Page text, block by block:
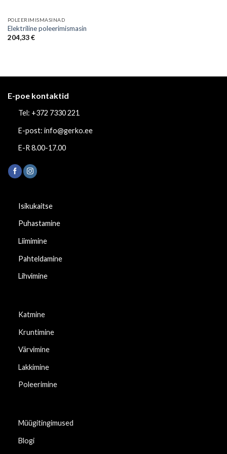
POLEERIMISMASINAD
Elektriline poleerimismasin
204,33€
E-poe kontaktid
Tel: +372 7330 221
E-post: info@gerko.ee
E-R 8.00-17.00
Isikukaitse
Puhastamine
Liimimine
Pahteldamine
Lihvimine
Katmine
Kruntimine
Värvimine
Lakkimine
Poleerimine
Müügitingimused
Blogi